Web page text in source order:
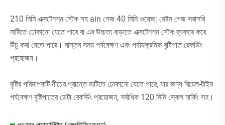
210 মিমি এক্সটেনশন স্টেক সহ ain গেজ 40 মিমি ওয়েজ: রেইন গেজ সরাসরি
মাটিতে ঢোকানো যেতে পারে বা এর উচ্চতা বাড়াতে এক্সটেনশন স্টেক ব্যবহার করে
উঁচু করা যেতে পারে। বাস্তব সময় পর্যবেক্ষণ এবং পর্যায়ক্রমিক বৃষ্টিপাত রেকর্ডিং
প্রয়োজন।
বৃষ্টির পরিমাপকটি নীচের প্রান্তে মাটিতে ঢোকানো যেতে পারে, যার জন্য রিয়েল-টাইম
পর্যবেক্ষণ বৃষ্টিপাতের ডেটা রেকর্ডিং প্রয়োজন, সর্বাধিক 120 মিমি স্কেল মার্কিং সহ।